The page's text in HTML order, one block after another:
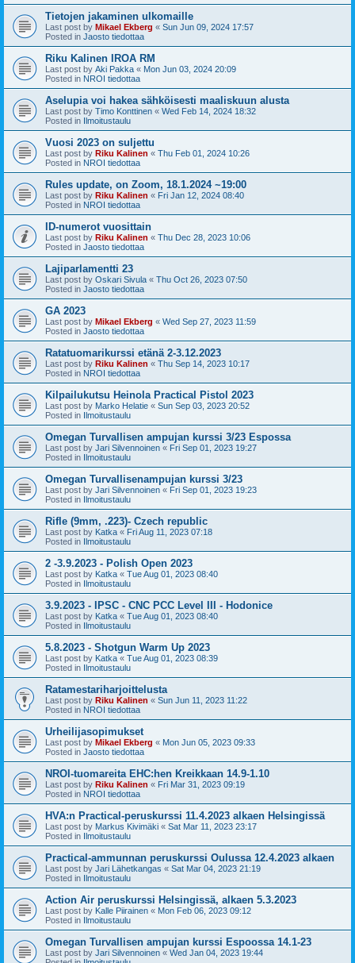
Tietojen jakaminen ulkomaille
Last post by Mikael Ekberg « Sun Jun 09, 2024 17:57
Posted in Jaosto tiedottaa
Riku Kalinen IROA RM
Last post by Aki Pakka « Mon Jun 03, 2024 20:09
Posted in NROI tiedottaa
Aselupia voi hakea sähköisesti maaliskuun alusta
Last post by Timo Konttinen « Wed Feb 14, 2024 18:32
Posted in Ilmoitustaulu
Vuosi 2023 on suljettu
Last post by Riku Kalinen « Thu Feb 01, 2024 10:26
Posted in NROI tiedottaa
Rules update, on Zoom, 18.1.2024 ~19:00
Last post by Riku Kalinen « Fri Jan 12, 2024 08:40
Posted in NROI tiedottaa
ID-numerot vuosittain
Last post by Riku Kalinen « Thu Dec 28, 2023 10:06
Posted in Jaosto tiedottaa
Lajiparlamentti 23
Last post by Oskari Sivula « Thu Oct 26, 2023 07:50
Posted in Jaosto tiedottaa
GA 2023
Last post by Mikael Ekberg « Wed Sep 27, 2023 11:59
Posted in Jaosto tiedottaa
Ratatuomarikurssi etänä 2-3.12.2023
Last post by Riku Kalinen « Thu Sep 14, 2023 10:17
Posted in NROI tiedottaa
Kilpailukutsu Heinola Practical Pistol 2023
Last post by Marko Helatie « Sun Sep 03, 2023 20:52
Posted in Ilmoitustaulu
Omegan Turvallisen ampujan kurssi 3/23 Espossa
Last post by Jari Silvennoinen « Fri Sep 01, 2023 19:27
Posted in Ilmoitustaulu
Omegan Turvallisenampujan kurssi 3/23
Last post by Jari Silvennoinen « Fri Sep 01, 2023 19:23
Posted in Ilmoitustaulu
Rifle (9mm, .223)- Czech republic
Last post by Katka « Fri Aug 11, 2023 07:18
Posted in Ilmoitustaulu
2 -3.9.2023 - Polish Open 2023
Last post by Katka « Tue Aug 01, 2023 08:40
Posted in Ilmoitustaulu
3.9.2023 - IPSC - CNC PCC Level III - Hodonice
Last post by Katka « Tue Aug 01, 2023 08:40
Posted in Ilmoitustaulu
5.8.2023 - Shotgun Warm Up 2023
Last post by Katka « Tue Aug 01, 2023 08:39
Posted in Ilmoitustaulu
Ratamestariharjoittelusta
Last post by Riku Kalinen « Sun Jun 11, 2023 11:22
Posted in NROI tiedottaa
Urheilijasopimukset
Last post by Mikael Ekberg « Mon Jun 05, 2023 09:33
Posted in Jaosto tiedottaa
NROI-tuomareita EHC:hen Kreikkaan 14.9-1.10
Last post by Riku Kalinen « Fri Mar 31, 2023 09:19
Posted in NROI tiedottaa
HVA:n Practical-peruskurssi 11.4.2023 alkaen Helsingissä
Last post by Markus Kivimäki « Sat Mar 11, 2023 23:17
Posted in Ilmoitustaulu
Practical-ammunnan peruskurssi Oulussa 12.4.2023 alkaen
Last post by Jari Lähetkangas « Sat Mar 04, 2023 21:19
Posted in Ilmoitustaulu
Action Air peruskurssi Helsingissä, alkaen 5.3.2023
Last post by Kalle Piirainen « Mon Feb 06, 2023 09:12
Posted in Ilmoitustaulu
Omegan Turvallisen ampujan kurssi Espoossa 14.1-23
Last post by Jari Silvennoinen « Wed Jan 04, 2023 19:44